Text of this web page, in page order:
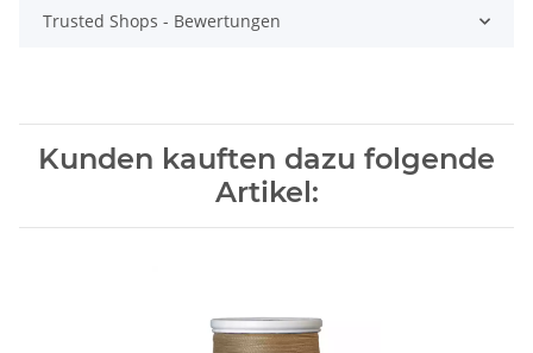
Trusted Shops - Bewertungen
Kunden kauften dazu folgende
Artikel: